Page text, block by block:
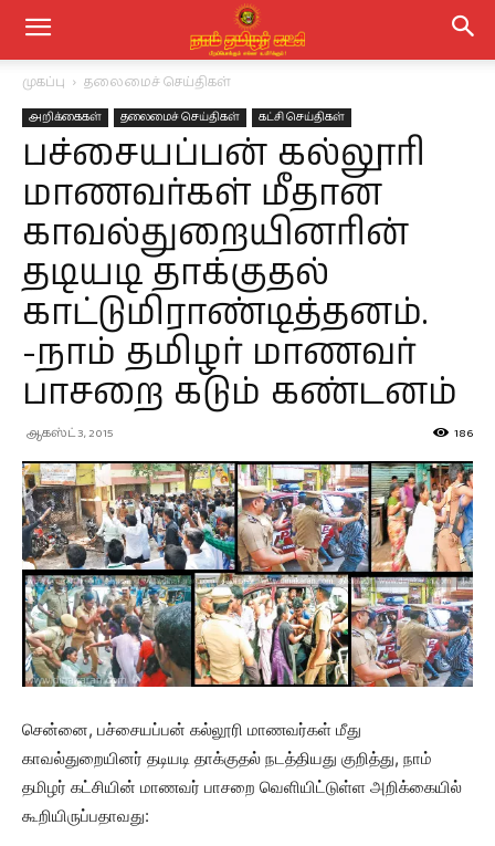
முகப்பு தலைமைச் செய்திகள்
அறிக்கைகள் தலைமைச் செய்திகள் கட்சி செய்திகள்
பச்சையப்பன் கல்லூரி
மாணவர்கள் மீதான
காவல்துறையினரின்
தடியடி தாக்குதல்
காட்டுமிராண்டித்தனம்.
-நாம் தமிழர் மாணவர்
பாசறை கடும் கண்டனம்
ஆகஸ்ட் 3, 2015 186
சென்னை, பச்சையப்பன் கல்லூரி மாணவர்கள் மீது
காவல்துறையினர் தடியடி தாக்குதல் நடத்தியது குறித்து, நாம்
தமிழர் கட்சியின் மாணவர் பாசறை வெளியிட்டுள்ள அறிக்கையில்
கூறியிருப்பதாவது: